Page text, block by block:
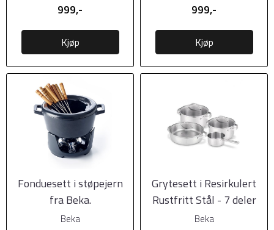
999,-
Kjøp
999,-
Kjøp
Fonduesett i støpejern
fra Beka.
Beka
Grytesett i Resirkulert
Rustfritt Stål - 7 deler
fra BEKA
Beka